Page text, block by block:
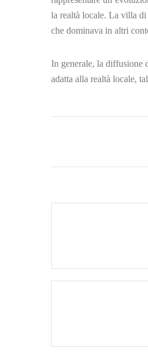
la realtà locale. La villa
che dominava in altri
In generale, la diffusione
adatta alla realtà locale,